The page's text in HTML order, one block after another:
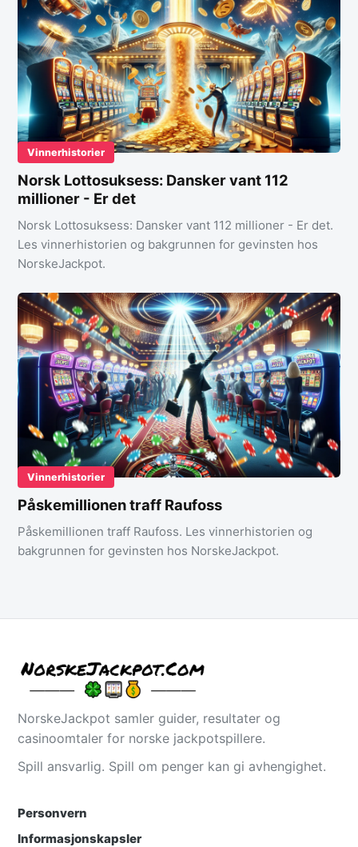
Vinnerhistorier
Norsk Lottosuksess: Dansker vant 112
millioner - Er det
Norsk Lottosuksess: Dansker vant 112 millioner - Er det.
Les vinnerhistorien og bakgrunnen for gevinsten hos
NorskeJackpot.
Vinnerhistorier
Påskemillionen traff Raufoss
Påskemillionen traff Raufoss. Les vinnerhistorien og
bakgrunnen for gevinsten hos NorskeJackpot.
NorskeJackpot samler guider, resultater og
casinoomtaler for norske jackpotspillere.
Spill ansvarlig. Spill om penger kan gi avhengighet.
Personvern
Informasjonskapsler